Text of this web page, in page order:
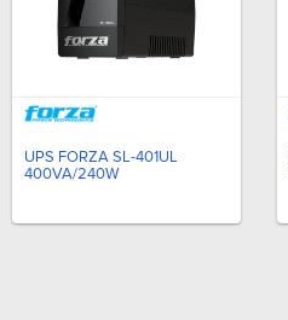
UPS FORZA SL-401UL
400VA/240W